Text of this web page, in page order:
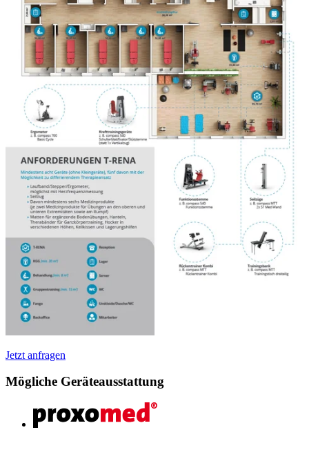
Jetzt anfragen
Mögliche Geräteausstattung